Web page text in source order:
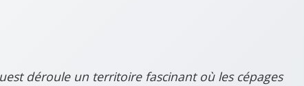
déroule un territoire fascinant où les cépages